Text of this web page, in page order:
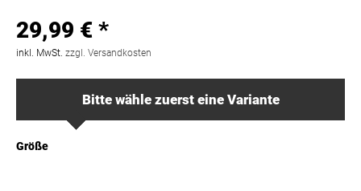
29,99 € *
inkl. MwSt. zzgl. Versandkosten
Bitte wähle zuerst eine Variante
Größe